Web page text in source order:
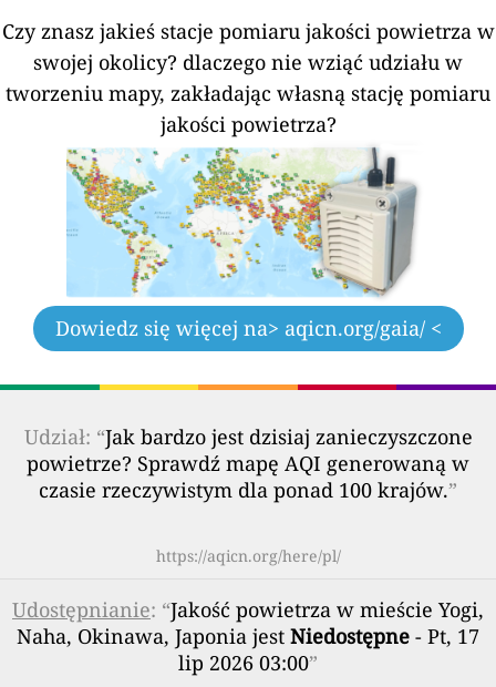
Czy znasz jakieś stacje pomiaru jakości powietrza w
swojej okolicy? dlaczego nie wziąć udziału w
tworzeniu mapy, zakładając własną stację pomiaru
jakości powietrza?
Dowiedz się więcej na> aqicn.org/gaia/ <
Udział: “Jak bardzo jest dzisiaj zanieczyszczone
powietrze? Sprawdź mapę AQI generowaną w
czasie rzeczywistym dla ponad 100 krajów.”
https://aqicn.org/here/pl/
Udostępnianie: “Jakość powietrza w mieście Yogi,
Naha, Okinawa, Japonia jest Niedostępne - Pt, 17
lip 2026 03:00”